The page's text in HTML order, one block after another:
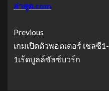
ล่าสุด.com
Previous
เกมเปิดตัวพอตเตอร์ เชลซี1-
1เร้ดบูลล์ซัลซ์บวร์ก